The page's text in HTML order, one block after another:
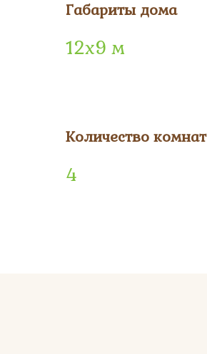
Габариты дома
12х9 м
Количество комнат
4